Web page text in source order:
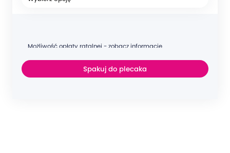
Możliwość opłaty ratalnej - zobacz informacje
Spakuj do plecaka